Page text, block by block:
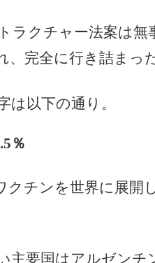
ラクチャー法案は
完全に行き詰まっ
は以下の通り。
％
クチンを世界に展開
主要国はアルゼン